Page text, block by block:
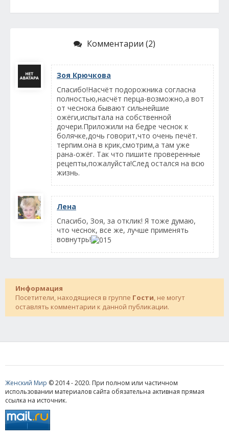
Комментарии (2)
Зоя Крючкова
Спасибо!Насчёт подорожника согласна
полностью,насчёт перца-возможно,а вот
от чеснока бывают сильнейшие
ожёги,испытала на собственной
дочери.Приложили на бедре чеснок к
болячке,дочь говорит,что очень печёт.
терпим.она в крик,смотрим,а там уже
рана-ожёг. Так что пишите проверенные
рецепты,пожалуйста!След остался на всю
жизнь.
Лена
Спасибо, Зоя, за отклик! Я тоже думаю,
что чеснок, все же, лучше применять
вовнутрь!
Информация
Посетители, находящиеся в группе Гости, не могут
оставлять комментарии к данной публикации.
Женский Мир © 2014 - 2020. При полном или частичном
использовании материалов сайта обязательна активная прямая
ссылка на источник.